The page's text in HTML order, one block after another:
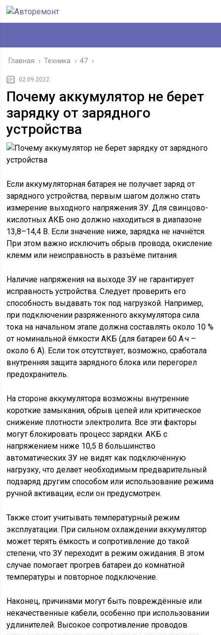
Главная › Техника › 47 ›
02.09.2022
Почему аккумулятор не берет
зарядку от зарядного
устройства
Если аккумуляторная батарея не получает заряд от
зарядного устройства, первым шагом должно стать
измерение выходного напряжения ЗУ. Для свинцово-
кислотных АКБ оно должно находиться в диапазоне
13,8–14,4 В. Если значение ниже, зарядка не начнётся.
При этом важно исключить обрыв провода, окисление
клемм или неисправность в разъёме питания.
Наличие напряжения на выходе ЗУ не гарантирует
исправность устройства. Следует проверить его
способность выдавать ток под нагрузкой. Например,
при подключении разряженного аккумулятора сила
тока на начальном этапе должна составлять около 10 %
от номинальной ёмкости АКБ (для батареи 60 А·ч –
около 6 А). Если ток отсутствует, возможно, сработала
внутренняя защита зарядного блока или перегорел
предохранитель.
На стороне аккумулятора возможны внутренние
короткие замыкания, обрыв цепей или критическое
снижение плотности электролита. Все эти факторы
могут блокировать процесс зарядки. АКБ с
напряжением ниже 10,5 В большинство
автоматических ЗУ не видят как подключённую
нагрузку, что делает необходимым предварительный
подзаряд другим способом или использование режима
ручной активации, если он предусмотрен.
Также стоит учитывать температурный режим
эксплуатации. При сильном охлаждении аккумулятор
может терять ёмкость и сопротивление до такой
степени, что ЗУ переходит в режим ожидания. В этом
случае помогает прогрев батареи до комнатной
температуры и повторное подключение.
Наконец, причинами могут быть повреждённые или
некачественные кабели, особенно при использовании
удлинителей. Высокое сопротивление проводов